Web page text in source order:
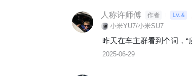
人称许师傅 作者 Lv.4
小米YU7/小米SU7
昨天在车主群看到个词，“
2025-06-29